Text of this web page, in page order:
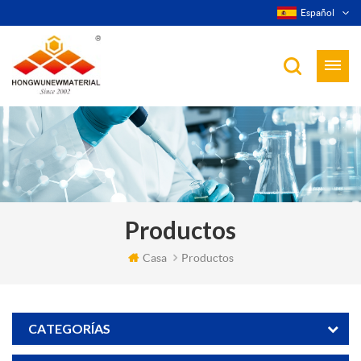
Español
Productos
Casa Productos
CATEGORÍAS